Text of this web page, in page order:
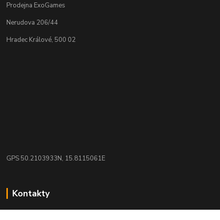
Prodejna ExoGames
Nerudova 206/44
Hradec Králové, 500 02
GPS 50.2103933N, 15.8115061E
Kontakty